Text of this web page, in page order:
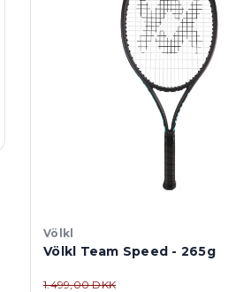
Völkl
Völkl Team Speed - 265g
1.499,00 DKK